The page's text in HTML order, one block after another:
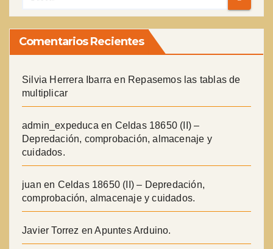
Comentarios Recientes
Silvia Herrera Ibarra en Repasemos las tablas de
multiplicar
admin_expeduca en Celdas 18650 (II) –
Depredación, comprobación, almacenaje y
cuidados.
juan en Celdas 18650 (II) – Depredación,
comprobación, almacenaje y cuidados.
Javier Torrez enApuntes Arduino.